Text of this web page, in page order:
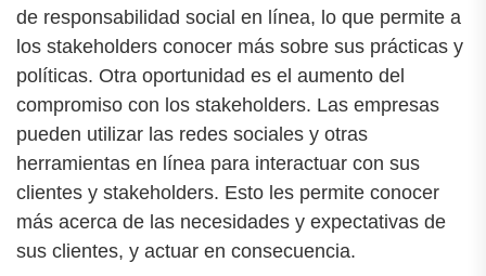
de responsabilidad social en línea, lo que permite a
los stakeholders conocer más sobre sus prácticas y
políticas. Otra oportunidad es el aumento del
compromiso con los stakeholders. Las empresas
pueden utilizar las redes sociales y otras
herramientas en línea para interactuar con sus
clientes y stakeholders. Esto les permite conocer
más acerca de las necesidades y expectativas de
sus clientes, y actuar en consecuencia.